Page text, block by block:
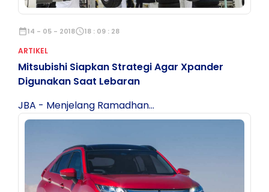
date_range14 - 05 - 2018schedule18 : 09 : 28
ARTIKEL
Mitsubishi Siapkan Strategi Agar Xpander
Digunakan Saat Lebaran
JBA - Menjelang Ramadhan...